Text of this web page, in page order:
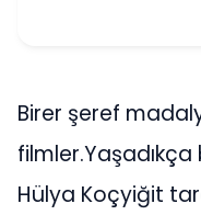
Birer şeref
Hülya Koçyiğit